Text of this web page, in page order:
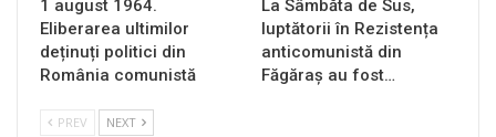
1 august 1964.
Eliberarea ultimilor
deținuți politici din
România comunistă
La Sâmbăta de Sus,
luptătorii în Rezistența
anticomunistă din
Făgăraș au fost…
PREV NEXT